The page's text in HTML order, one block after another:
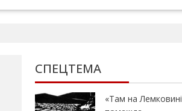
СПЕЦТЕМА
«Там на Лемковині